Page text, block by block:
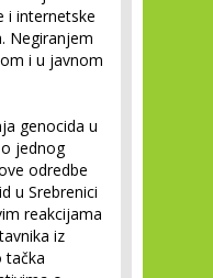
i internetske
Negiranjem
i u javnom
genocida u
jednog
odredbe
u Srebrenici
reakcijama
iz
tačka